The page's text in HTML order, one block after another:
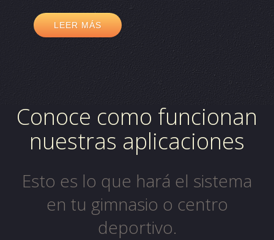
LEER MÁS
Conoce como funcionan
nuestras aplicaciones
Esto es lo que hará el sistema
en tu gimnasio o centro
deportivo.